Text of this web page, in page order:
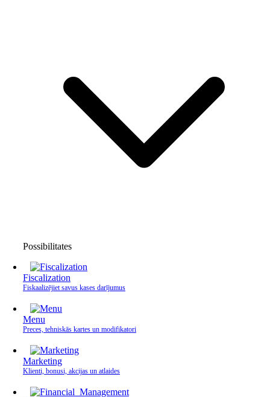
Possibilitates
Fiscalization
Fiskaalizējiet savus kases darījumus
Menu
Preces, tehniskās kartes un modifikatori
Marketing
Klienti, bonusi, akcijas un atlaides